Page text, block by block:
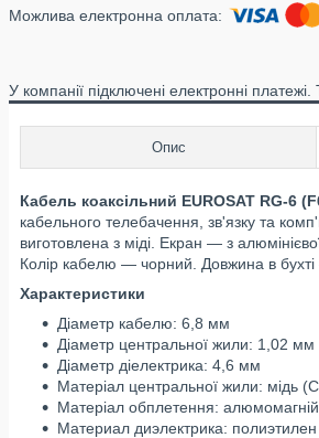
У компанії підключені електронні
Опис
Кабель коаксільний EUROSAT RG-6
кабельного телебачення, зв'язку та
виготовлена з міді. Екран — з
Колір кабелю — чорний. Довжина в
Характеристики
Діаметр кабелю: 6,8 мм
Діаметр центральної жили: 1,02 мм
Діаметр діелектрика: 4,6 мм
Матеріал центральної жили: мідь
Матеріал обплетення:
Материал диэлектрика: